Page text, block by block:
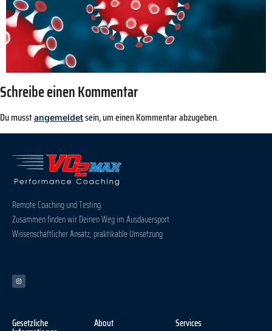
Schreibe einen Kommentar
Du musstangemeldetsein, um einen Kommentar abzugeben.
Remote Coaching und Testing.
Zusammen finden wir Deinen Weg im Ausdauersport.
Wissenschaftlicher Ansatz, praktikable Umsetzung
Gesetzliche About Services